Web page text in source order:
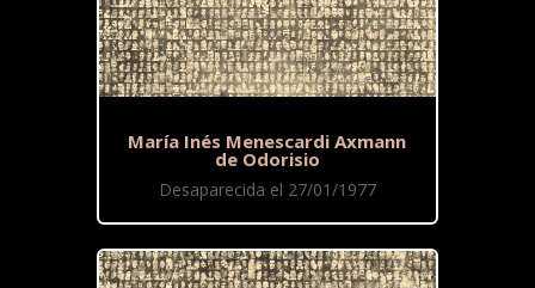
María Inés Menescardi Axmann
de Odorisio
Desaparecida el 27/01/1977